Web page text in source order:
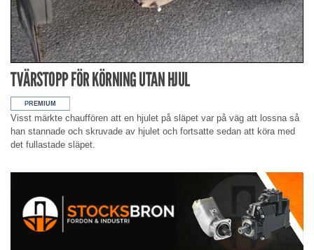
TVÄRSTOPP FÖR KÖRNING UTAN HJUL
Visst märkte chauffören att en hjulet på släpet var på väg att lossna så
han stannade och skruvade av hjulet och fortsatte sedan att köra med
det fullastade släpet.